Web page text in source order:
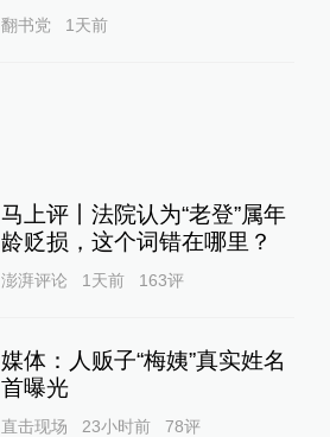
翻书党 1天前
马上评丨法院认为“老登”属年
龄贬损，这个词错在哪里？
澎湃评论 1天前 163评
媒体：人贩子“梅姨”真实姓名
首曝光
直击现场 23小时前 78评